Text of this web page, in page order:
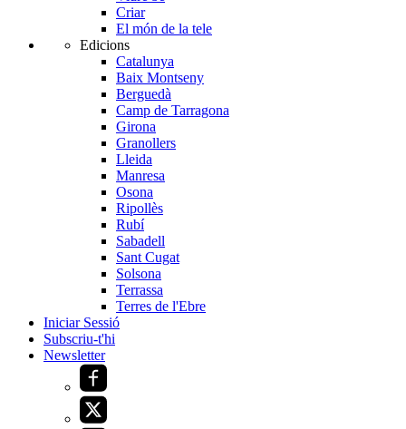
Criar
El món de la tele
Edicions
Catalunya
Baix Montseny
Berguedà
Camp de Tarragona
Girona
Granollers
Lleida
Manresa
Osona
Ripollès
Rubí
Sabadell
Sant Cugat
Solsona
Terrassa
Terres de l'Ebre
Iniciar Sessió
Subscriu-t'hi
Newsletter